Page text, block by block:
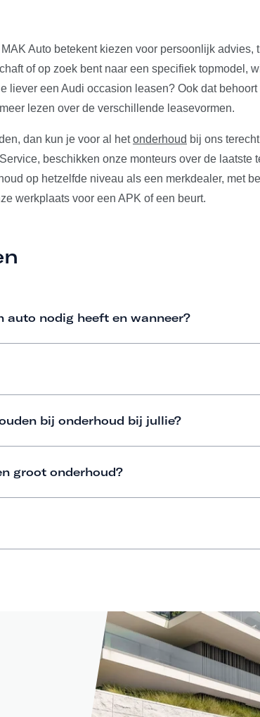
Auto betekent kiezen voor persoonlijk advies,
of op zoek bent naar een specifiek topmodel,
liever een Audi occasion leasen? Ook dat behoort
lezen over de verschillende leasevormen.
dan kun je voor al hetonderhoud bij ons
beschikken onze monteurs over de laatste
op hetzelfde niveau als een merkdealer, met
werkplaats voor een APK of een beurt.
auto nodig heeft en wanneer?
bij onderhoud bij jullie?
groot onderhoud?